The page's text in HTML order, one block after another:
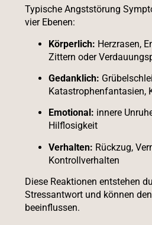
Typische Angststörung
vier Ebenen:
Körperlich: Herzrasen,
Zittern oder
Gedanklich:
Katastrophenfantasien,
Emotional: innere
Hilflosigkeit
Verhalten: Rückzug,
Kontrollverhalten
Diese Reaktionen entstehen
Stressantwort und können
beeinflussen.